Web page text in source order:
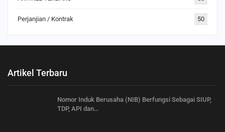
Perjanjian / Kontrak 50
Artikel Terbaru
Nomor Induk Berusaha (NIB) Berfungsi Sebagai SIUP,
TDP, API dan…